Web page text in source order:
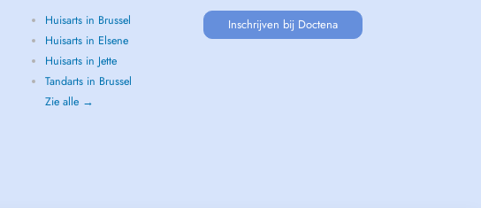
Huisarts in Brussel
Huisarts in Elsene
Huisarts in Jette
Tandarts in Brussel
Zie alle →
Inschrijven bij Doctena